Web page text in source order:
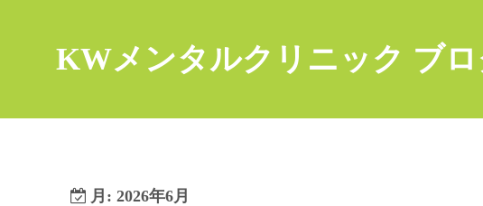
KWメンタルクリニック ブ
月: 2026年6月